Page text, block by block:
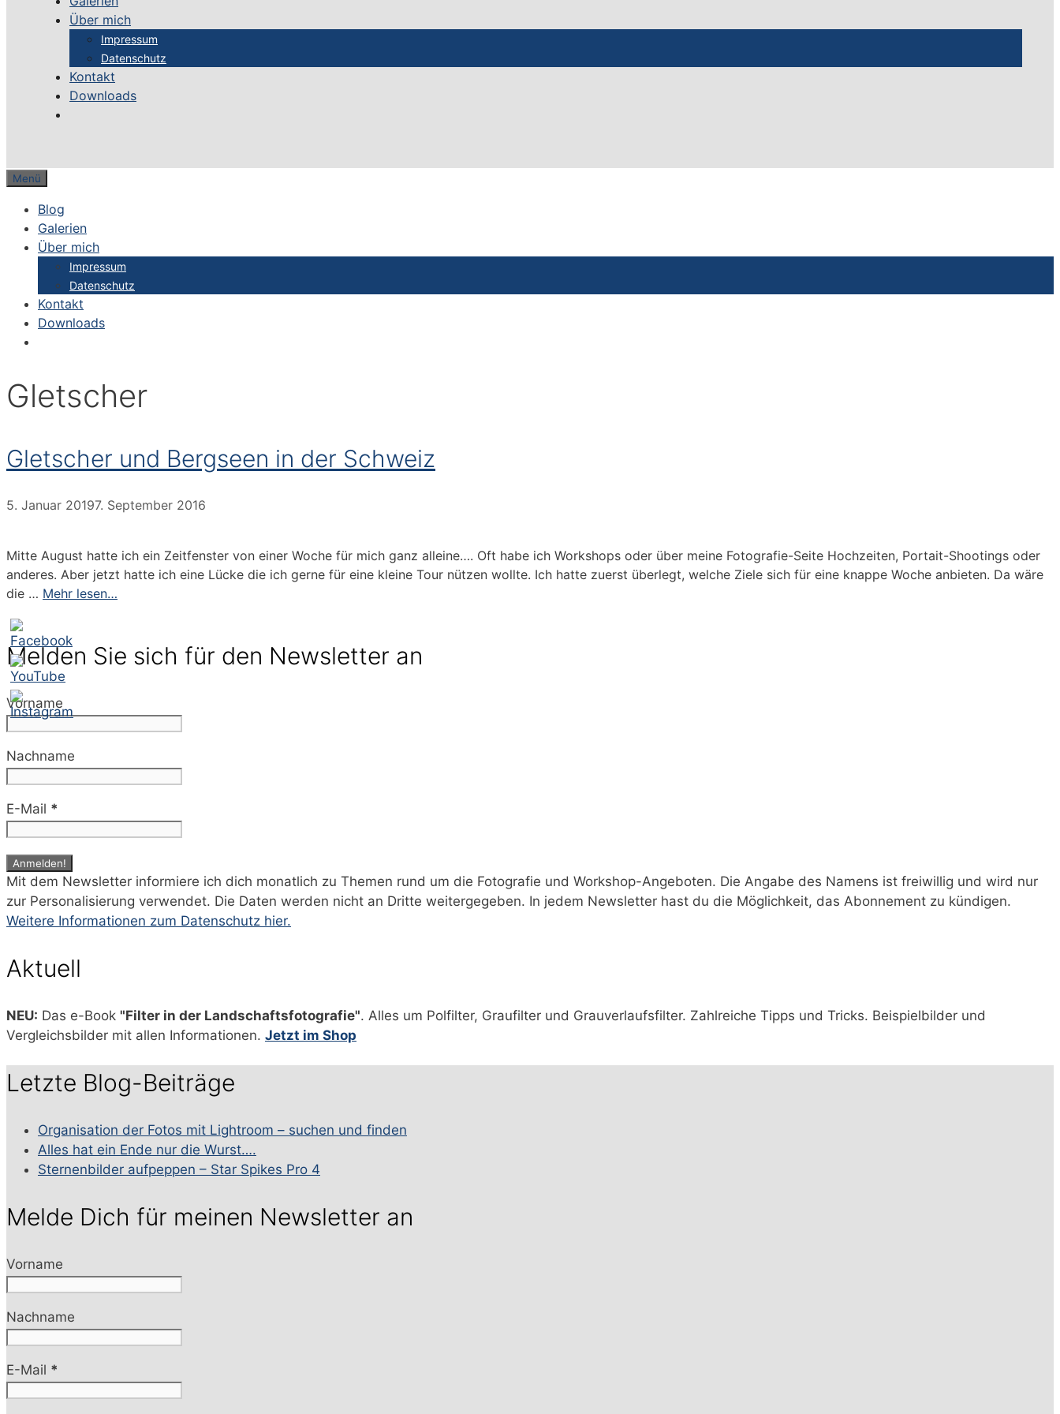
Über mich
Impressum
Datenschutz
Kontakt
Downloads
Menü
Blog
Galerien
Über mich
Impressum
Datenschutz
Kontakt
Downloads
Gletscher
Gletscher und Bergseen in der Schweiz
5. Januar 20197. September 2016
Mitte August hatte ich ein Zeitfenster von einer Woche für mich ganz alleine…. Oft habe ich Workshops oder über meine Fotografie-Seite Hochzeiten, Portait-Shootings oder
anderes. Aber jetzt hatte ich eine Lücke die ich gerne für eine kleine Tour nützen wollte. Ich hatte zuerst überlegt, welche Ziele sich für eine knappe Woche anbieten. Da wäre
die … Mehr lesen…
Melden Sie sich für den Newsletter an
Vorname
Nachname
E-Mail *
Mit dem Newsletter informiere ich dich monatlich zu Themen rund um die Fotografie und Workshop-Angeboten. Die Angabe des Namens ist freiwillig und wird nur
zur Personalisierung verwendet. Die Daten werden nicht an Dritte weitergegeben. In jedem Newsletter hast du die Möglichkeit, das Abonnement zu kündigen.
Weitere Informationen zum Datenschutz hier.
Aktuell
NEU: Das e-Book "Filter in der Landschaftsfotografie". Alles um Polfilter, Graufilter und Grauverlaufsfilter. Zahlreiche Tipps und Tricks. Beispielbilder und
Vergleichsbilder mit allen Informationen. Jetzt im Shop
Letzte Blog-Beiträge
Organisation der Fotos mit Lightroom – suchen und finden
Alles hat ein Ende nur die Wurst….
Sternenbilder aufpeppen – Star Spikes Pro 4
Melde Dich für meinen Newsletter an
Vorname
Nachname
E-Mail *